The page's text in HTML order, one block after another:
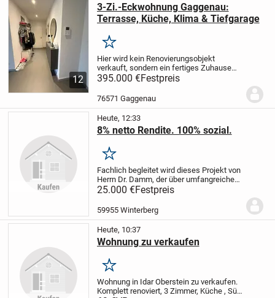
12
3-Zi.-Eckwohnung Gaggenau:
Terrasse, Küche, Klima & Tiefgarage
Merken
Hier wird kein Renovierungsobjekt
verkauft, sondern ein fertiges Zuhause
zum Einziehen.Die moderne 3-Zimmer-
Eckwohnung mit 89 m² Wohnfläche liegt
im Erdgeschoss eines gepflegten
Mehrfamilienhauses....
395.000 €Festpreis
76571 Gaggenau
Heute, 12:33
8% netto Rendite. 100% sozial.
Merken
Fachlich begleitet wird dieses Projekt von
Herrn Dr. Damm, der über umfangreiche
internationale Erfahrung als
Projektmanager in der
Gesundheitsbranche sowie in der
Vermittlung von Fachkräften...
25.000 €Festpreis
59955 Winterberg
Heute, 10:37
Wohnung zu verkaufen
Merken
Wohnung in Idar Oberstein zu verkaufen.
Komplett renoviert, 3 Zimmer, Küche , Süd